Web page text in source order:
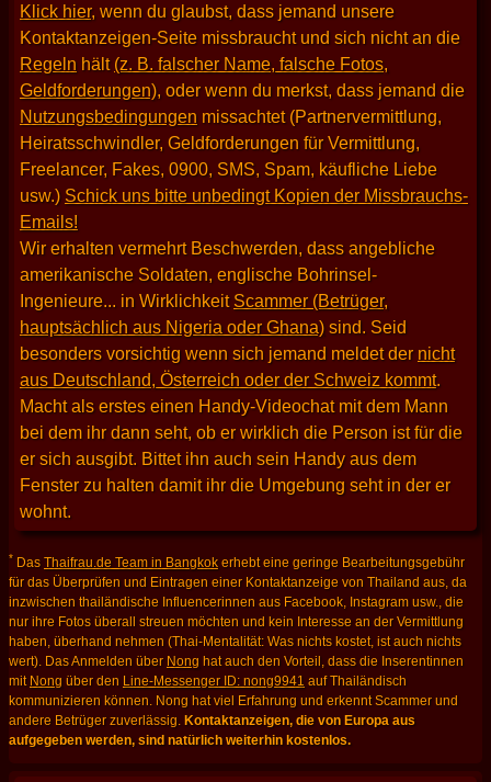
Klick hier, wenn du glaubst, dass jemand unsere
Kontaktanzeigen-Seite missbraucht und sich nicht an die
Regeln hält (z. B. falscher Name, falsche Fotos,
Geldforderungen), oder wenn du merkst, dass jemand die
Nutzungsbedingungen missachtet (Partnervermittlung,
Heiratsschwindler, Geldforderungen für Vermittlung,
Freelancer, Fakes, 0900, SMS, Spam, käufliche Liebe
usw.) Schick uns bitte unbedingt Kopien der Missbrauchs-
Emails!
Wir erhalten vermehrt Beschwerden, dass angebliche
amerikanische Soldaten, englische Bohrinsel-
Ingenieure... in Wirklichkeit Scammer (Betrüger,
hauptsächlich aus Nigeria oder Ghana)sind. Seid
besonders vorsichtig wenn sich jemand meldet der nicht
aus Deutschland, Österreich oder der Schweiz kommt.
Macht als erstes einen Handy-Videochat mit dem Mann
bei dem ihr dann seht, ob er wirklich die Person ist für die
er sich ausgibt. Bittet ihn auch sein Handy aus dem
Fenster zu halten damit ihr die Umgebung seht in der er
wohnt.
* Das Thaifrau.de Team in Bangkok erhebt eine geringe Bearbeitungsgebühr
für das Überprüfen und Eintragen einer Kontaktanzeige von Thailand aus, da
inzwischen thailändische Influencerinnen aus Facebook, Instagram usw., die
nur ihre Fotos überall streuen möchten und kein Interesse an der Vermittlung
haben, überhand nehmen (Thai-Mentalität: Was nichts kostet, ist auch nichts
wert). Das Anmelden über Nong hat auch den Vorteil, dass die Inserentinnen
mit Nong über den Line-Messenger ID: nong9941 auf Thailändisch
kommunizieren können. Nong hat viel Erfahrung und erkennt Scammer und
andere Betrüger zuverlässig. Kontaktanzeigen, die von Europa aus
aufgegeben werden, sind natürlich weiterhin kostenlos.